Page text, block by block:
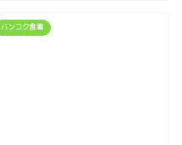
バンコク食事